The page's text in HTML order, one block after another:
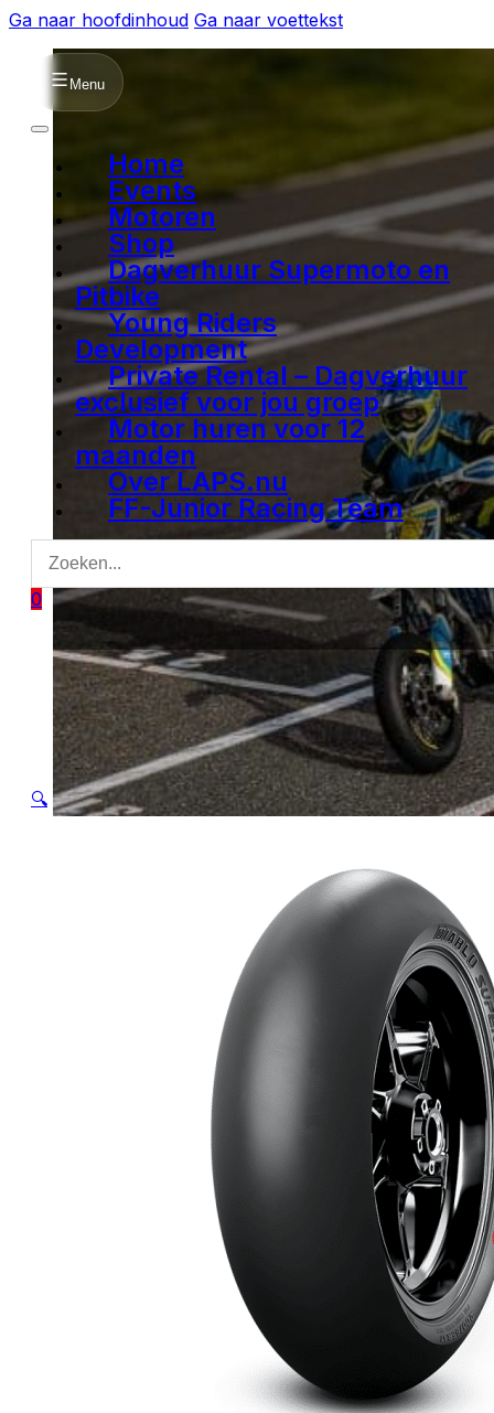
Ga naar hoofdinhoud Ga naar voettekst
Menu
Home
Events
Motoren
Shop
Dagverhuur Supermoto en
Pitbike
Young Riders
Development
Private Rental – Dagverhuur
exclusief voor jou groep
Motor huren voor 12
maanden
Over LAPS.nu
FF-Junior Racing Team
0
🔍